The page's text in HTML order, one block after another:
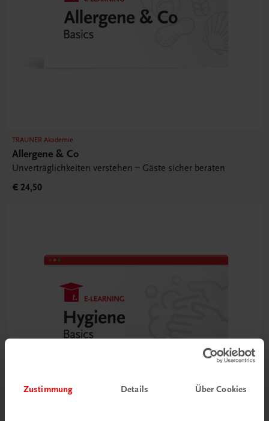
Zustimmung Details Über Cookies
TRAUNER Akademie
Allergene & Co
Unverträglichkeiten verstehen – Gäste sicher beraten
€ 24,50